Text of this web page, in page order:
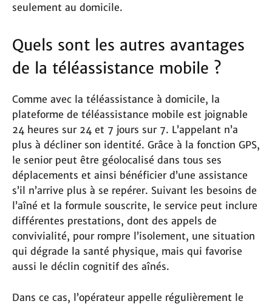
seulement au domicile.
Quels sont les autres avantages
de la téléassistance mobile ?
Comme avec la téléassistance à domicile, la
plateforme de téléassistance mobile est joignable
24 heures sur 24 et 7 jours sur 7. L’appelant n’a
plus à décliner son identité. Grâce à la fonction GPS,
le senior peut être géolocalisé dans tous ses
déplacements et ainsi bénéficier d’une assistance
s’il n’arrive plus à se repérer. Suivant les besoins de
l’aîné et la formule souscrite, le service peut inclure
différentes prestations, dont des appels de
convivialité, pour rompre l’isolement, une situation
qui dégrade la santé physique, mais qui favorise
aussi le déclin cognitif des aînés.
Dans ce cas, l’opérateur appelle régulièrement le